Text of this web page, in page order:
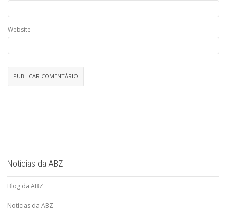
Website
Notícias da ABZ
Blog da ABZ
Notícias da ABZ